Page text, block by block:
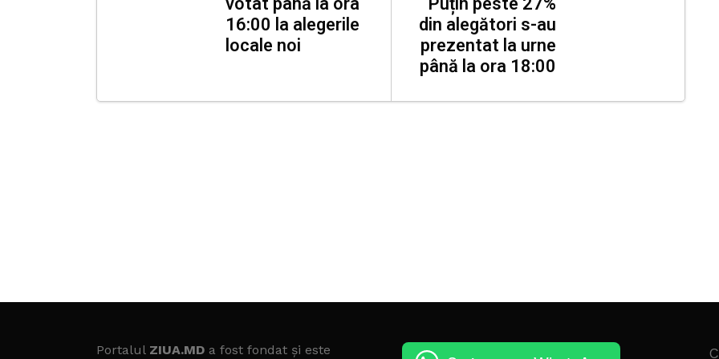
16:00 la alegerile
locale noi
din alegători s-au
prezentat la urne
până la ora 18:00
Portalul ZIUA.MD a fost fondat și este